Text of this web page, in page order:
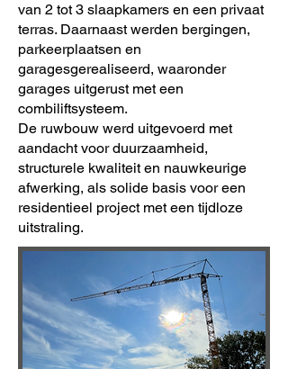
van 2 tot 3 slaapkamers en een privaat
terras. Daarnaast werden bergingen,
parkeerplaatsen en
garagesgerealiseerd, waaronder
garages uitgerust met een
combiliftsysteem.
De ruwbouw werd uitgevoerd met
aandacht voor duurzaamheid,
structurele kwaliteit en nauwkeurige
afwerking, als solide basis voor een
residentieel project met een tijdloze
uitstraling.